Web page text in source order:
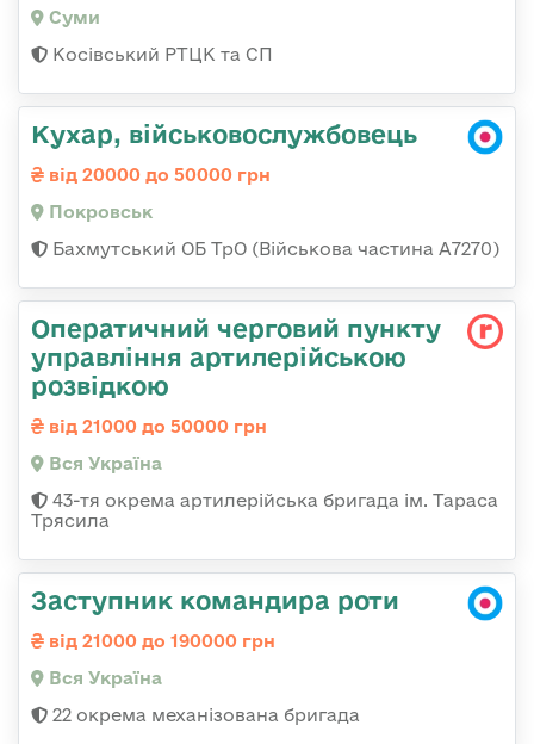
Суми
Косівський РТЦК та СП
Кухар, військовослужбовець
від 20000 до 50000 грн
Покровськ
Бахмутський ОБ ТрО (Військова частина А7270)
Оператичний черговий пункту
управління артилерійською
розвідкою
від 21000 до 50000 грн
Вся Україна
43-тя окрема артилерійська бригада ім. Тараса
Трясила
Заступник командира роти
від 21000 до 190000 грн
Вся Україна
22 окрема механізована бригада